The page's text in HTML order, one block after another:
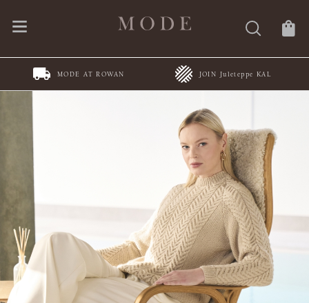
MODE AT ROWAN JOIN Juleteppe KAL